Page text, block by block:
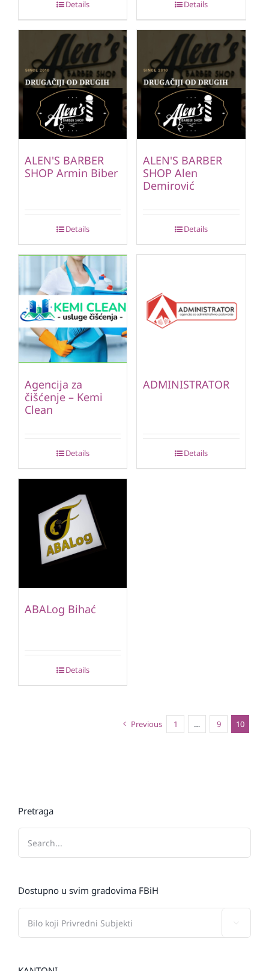
Details Details
ALEN'S BARBER
SHOP Armin Biber
Details
ALEN'S BARBER
SHOP Alen
Demirović
Details
Agencija za
čišćenje – Kemi
Clean
Details
ADMINISTRATOR
Details
ABALog Bihać
Details
Previous 1 … 9 10
Pretraga
Dostupno u svim gradovima FBiH